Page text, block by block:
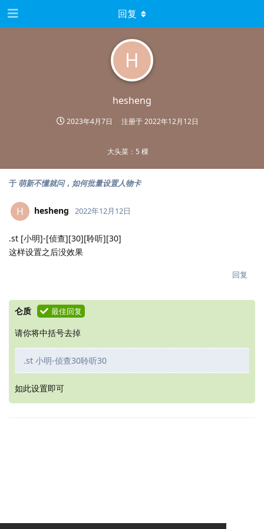
H
hesheng
2023年4月7日 注册于2022年12月12日
大头菜：5 棵
回复
于 萌新不懂就问，如何批量设置人物卡
H hesheng 2022年12月12日
.st [小明]-[侦查][30][聆听][30]
这样设置之后没效果
回复
仑质 最佳回复
请你将中括号去掉
.st 小明-侦查30聆听30
如此设置即可